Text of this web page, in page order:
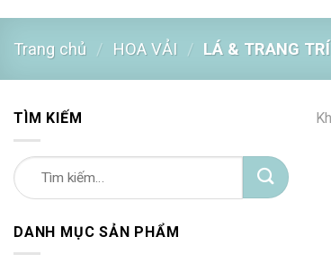
Trang chủ / HOA VẢI / LÁ & TRANG
TÌM KIẾM
Tìm
kiếm:
DANH MỤC SẢN PHẨM